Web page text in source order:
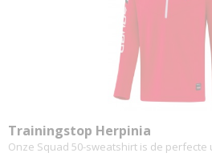
Trainingstop Herpinia
Onze Squad 50-sweatshirt is de